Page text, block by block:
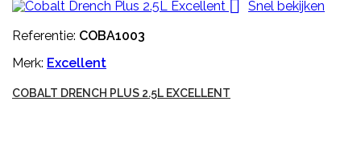

Snel bekijken
Referentie: COBA1003
Merk: Excellent
COBALT DRENCH PLUS 2.5L EXCELLENT